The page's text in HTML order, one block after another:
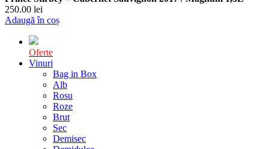
250.00 lei
Adaugă în coș
Oferte
Vinuri
Bag in Box
Alb
Rosu
Roze
Brut
Sec
Demisec